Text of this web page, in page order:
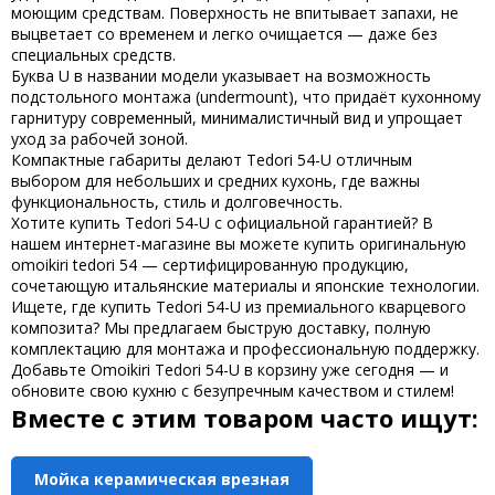
моющим средствам. Поверхность не впитывает запахи, не
выцветает со временем и легко очищается — даже без
специальных средств.
Буква U в названии модели указывает на возможность
подстольного монтажа (undermount), что придаёт кухонному
гарнитуру современный, минималистичный вид и упрощает
уход за рабочей зоной.
Компактные габариты делают Tedori 54-U отличным
выбором для небольших и средних кухонь, где важны
функциональность, стиль и долговечность.
Хотите купить Tedori 54-U с официальной гарантией? В
нашем интернет-магазине вы можете купить оригинальную
omoikiri tedori 54 — сертифицированную продукцию,
сочетающую итальянские материалы и японские технологии.
Ищете, где купить Tedori 54-U из премиального кварцевого
композита? Мы предлагаем быструю доставку, полную
комплектацию для монтажа и профессиональную поддержку.
Добавьте Omoikiri Tedori 54-U в корзину уже сегодня — и
обновите свою кухню с безупречным качеством и стилем!
Вместе с этим товаром часто ищут:
Мойка керамическая врезная